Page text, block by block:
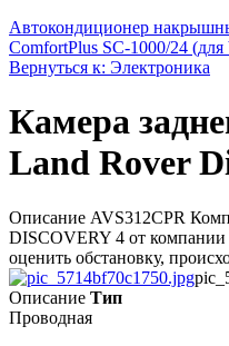
Автокондиционер
ComfortPlus SС-1000/24 (для
Вернуться к: Электроника
Камера
Land Rover
Описание AVS312CPR
DISCOVERY 4 от компании
оценить обстановку,
Описание Тип
Проводная